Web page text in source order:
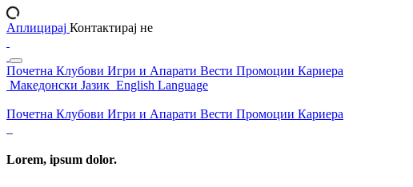
Аплицирај Контактирај не
Почетна Клубови Игри и Апарати Вести Промоции Кариера
Македонски Јазик English Language
Почетна Клубови Игри и Апарати Вести Промоции Кариера
Lorem, ipsum dolor.